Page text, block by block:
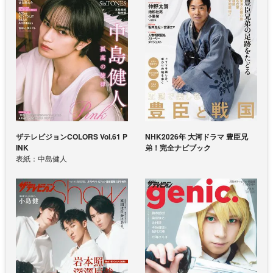
ザテレビジョンCOLORS Vol.61 P
INK
表紙：中島健人
NHK2026年 大河ドラマ 豊臣兄
弟！完全ナビブック